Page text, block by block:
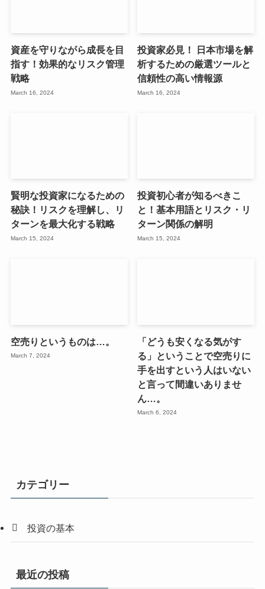
資産を守りながら成長を目
指す！効果的なリスク管理
戦略
March 16, 2024
投資家必見！ 日本市場を解
析するための厳選ツールと
信頼性の高い情報源
March 16, 2024
賢明な投資家になるための
秘訣！リスクを理解し、リ
ターンを最大化する戦略
March 15, 2024
投資初心者が知るべきこ
と！基本用語とリスク・リ
ターン関係の解明
March 15, 2024
空売りというものは…。
March 7, 2024
「どうも安くなる気がす
る」ということで空売りに
手を出すという人はいない
と言って間違いありませ
ん…。
March 6, 2024
カテゴリー
投資の基本
最近の投稿